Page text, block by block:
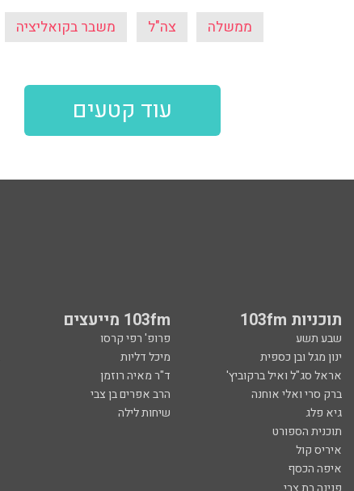
ממשלה צה"ל משבר בקואליציה
עוד קטעים
תוכניות 103fm 103fm מייעצים
שבע תשע פרופ' רפי קרסו
ינון מגל ובן כספית
מיכל דליות
אראל סג"ל ואיל ברקוביץ'
ד"ר מאיה רוזמן
ברק סרי ואלי אוחנה
הרב אפרים בן צבי
גיא פלג
שיחות לילה
תוכנית הספורט
איריס קול
איפה הכסף